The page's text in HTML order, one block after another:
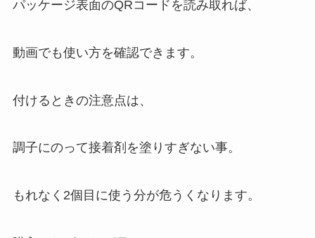
パッケージ表面のQRコードを読み取れば、
動画でも使い方を確認できます。
付けるときの注意点は、
調子にのって接着剤を塗りすぎない事。
もれなく2個目に使う分が危うくなります。